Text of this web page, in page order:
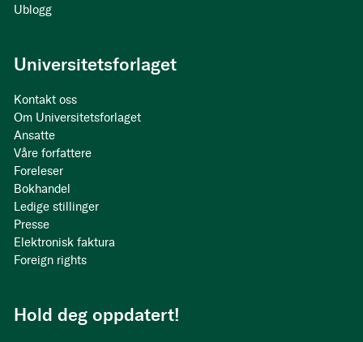
Ublogg
Universitetsforlaget
Kontakt oss
Om Universitetsforlaget
Ansatte
Våre forfattere
Foreleser
Bokhandel
Ledige stillinger
Presse
Elektronisk faktura
Foreign rights
Hold deg oppdatert!